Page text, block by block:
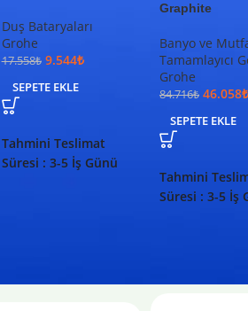
Duş Bataryaları
Grohe
17.558₺ 9.544₺
SEPETE EKLE
Tahmini Teslimat
Süresi : 3-5 İş Günü
Graphite
Banyo ve
Tamamlayıcı
Grohe
84.716₺ 46.058₺
SEPETE EKLE
Tahmini
Süresi : 3-5 İş